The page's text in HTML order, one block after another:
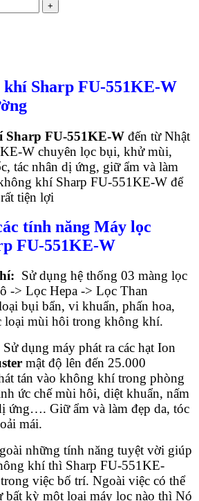
+
Sharp FU-551KE-W
Sharp FU-551KE-W đến từ Nhật
W chuyên lọc bụi, khử mùi,
tác nhân dị ứng, giữ ẩm và làm
khí Sharp FU-551KE-W để
tiện lợi
tính năng Máy lọc
FU-551KE-W
Sử dụng hệ thống 03 màng lọc
-> Lọc Hepa -> Lọc Than
bụi bẩn, vi khuẩn, phấn hoa,
mùi hôi trong không khí.
Sử dụng máy phát ra các hạt Ion
mật độ lên đến 25.000
tán vào không khí trong phòng
ức chế mùi hôi, diệt khuẩn, nấm
ứng…. Giữ ẩm và làm đẹp da, tóc
mái.
những tính năng tuyệt vời giúp
khí thì Sharp FU-551KE-
việc bố trí. Ngoài việc có thể
bất kỳ một loại máy lọc nào thì Nó